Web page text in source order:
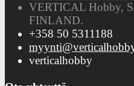
VERTICAL Hobby,
FINLAND.
+358 50 5311188
verticalhobby